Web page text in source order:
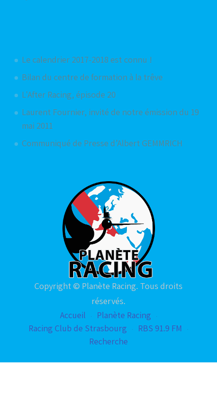
Le calendrier 2017-2018 est connu !
Bilan du centre de formation à la trêve
L'After Racing, épisode 20
Laurent Fournier, invité de notre émission du 19
mai 2011
Communiqué de Presse d’Albert GEMMRICH
Copyright © Planète Racing. Tous droits
réservés.
Accueil
Planète Racing
Racing Club de Strasbourg
RBS 91.9 FM
Recherche